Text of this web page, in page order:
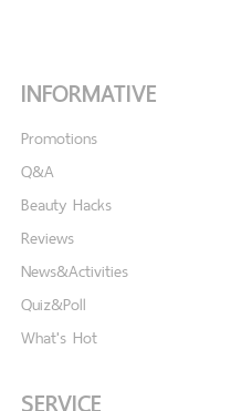
INFORMATIVE
Promotions
Q&A
Beauty Hacks
Reviews
News&Activities
Quiz&Poll
What's Hot